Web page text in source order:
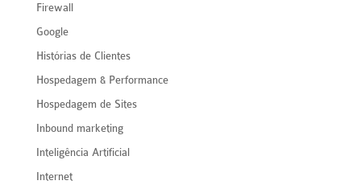
Firewall
Google
Histórias de Clientes
Hospedagem & Performance
Hospedagem de Sites
Inbound marketing
Inteligência Artificial
Internet